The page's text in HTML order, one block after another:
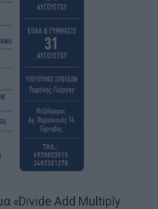
«Divide Add Multiply